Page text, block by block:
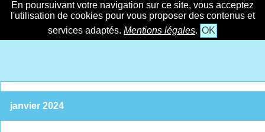
En poursuivant votre navigation sur ce site, vous acceptez
l'utilisation de cookies pour vous proposer des contenus et
services adaptés. Mentions légales. OK
janvier 2024